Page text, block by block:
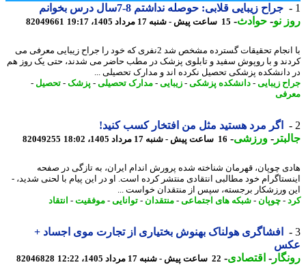
جراح زیبایی قلابی: حوصله نداشتم 8-7سال درس بخوانم
نو- حوادث -15 ساعت پیش - شنبه 17 مرداد 1405، 19:17 82049661
با انجام تحقیقات گسترده مشخص شد 2نفری که خود را جراح زیبایی معرفی می
و با روپوش سفید و تابلوی پزشک در مطب حاضر می شدند، حتی یک روز هم
پزشکی تحصیل نکرده اند و مدارک تحصیلی ...
زیبایی-دانشکده پزشکی-زیبایی-مدارک تحصیلی-پزشک -تحصیل-
اگر مرد هستید مثل من افتخار کسب کنید!
-ورزشی-16 ساعت پیش - شنبه 17 مرداد 1405، 18:02 82049255
چوپان، قهرمان شناخته شده پرورش اندام ایران، به تازگی در صفحه
خود مطالبی انتقادی منتشر کرده است. او در این پیام با لحنی شدید، -
ورزشکار برجسته، سپس از منتقدان خواست ...
-چوپان-شبکه های اجتماعی-منتقدان- توانایی -موفقیت-انتقاد
افشاگری هولناک بهنوش بختیاری از تجارت موی اجساد +
-اقتصادی-22 ساعت پیش - شنبه 17 مرداد 1405، 12:22 82046828